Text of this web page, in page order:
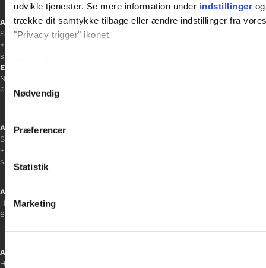
udvikle tjenester. Se mere information under indstillinger
trække dit samtykke tilbage eller ændre indstillinger fra
"Privacy trigger" ikonet.
Vi bruger cookies til at tilpasse vores indhold og annoncer,
data med andre oplysninger, du har givet dem, eller som de
Samtykkevalg
Nødvendig
Præferencer
Statistik
Marketing
Afdelingschef
Sacha Lohmann Weiss
+45 40 27 91 11
sacha.lw@gladfonden.dk
Esbjerg
Norgesgade 1, 2. sal
6700 Esbjerg
Afdelingschef
Sanne Hansen
+45 23 69 19 35
sanne.h@gladfonden.dk
Aabenraa
H P Hanssens Gade 23, 2.
6200 Aabenraa
Afdelingschef
Helene Teichert